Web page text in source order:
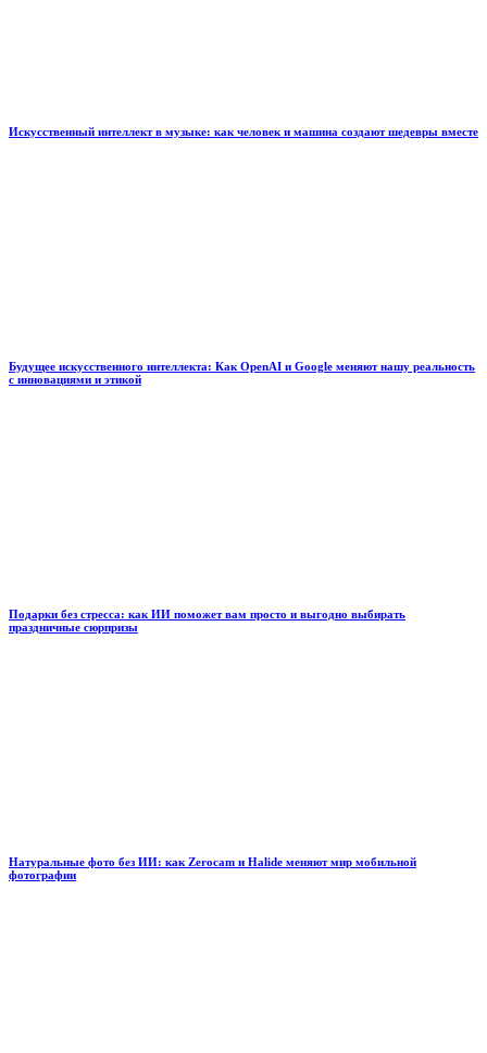
Искусственный интеллект в музыке: как человек и машина создают шедевры вместе
Будущее искусственного интеллекта: Как OpenAI и Google меняют нашу реальность
с инновациями и этикой
Подарки без стресса: как ИИ поможет вам просто и выгодно выбирать
праздничные сюрпризы
Натуральные фото без ИИ: как Zerocam и Halide меняют мир мобильной
фотографии